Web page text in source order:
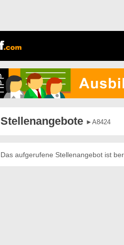
Stellenangebote ►A8424
Das aufgerufene Stellenangebot ist